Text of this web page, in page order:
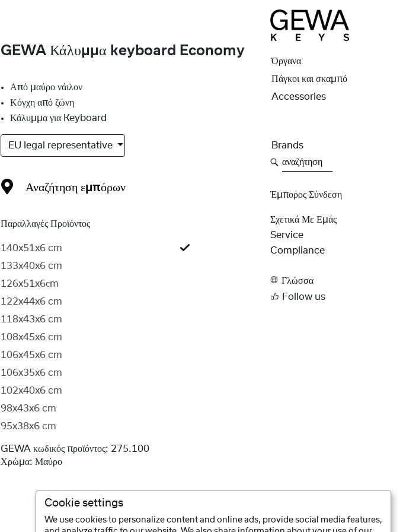
GEWA Κάλυμμα keyboard Economy
Παραλλαγές Προϊόντος
140x51x6 cm
133x40x6 cm
126x51x6сm
122x44x6 cm
118x43x6 cm
108x45x6 cm
106x45x6 cm
106x35x6 cm
102x40x6 cm
98x43x6 cm
95x38x6 cm
Αναζήτηση εμπόρων
Από μαύρο νάιλον
Κόγχη από ζώνη
Κάλυμμα για Keyboard
EU legal representative
GEWA κωδικός προϊόντος: 275.100
Χρώμα: Μαύρο
Όργανα
Πάγκοι και σκαμπό
Accessories
Brands
αναζήτηση
Έμπορος Σύνδεση
Σχετικά Με Εμάς
Service
Compliance
Γλώσσα
Follow us
Cookie settings
We use cookies to personalize content and online ads, provide social media features,